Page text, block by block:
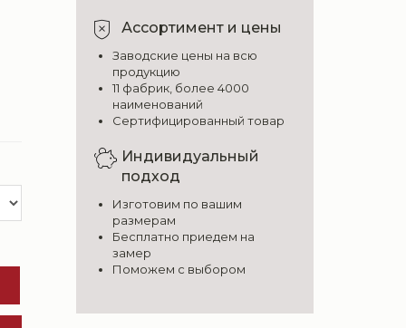
Ассортимент и цены
Заводские цены на всю
продукцию
11 фабрик, более 4000
наименований
Сертифицированный товар
Индивидуальный
подход
Изготовим по вашим
размерам
Бесплатно приедем на
замер
Поможем с выбором